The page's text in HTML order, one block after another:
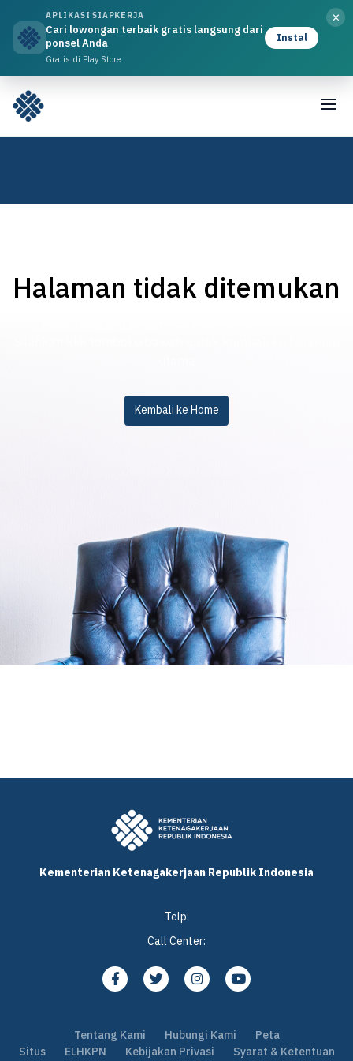
×
APLIKASI SIAPKERJA
Cari lowongan terbaik gratis langsung dari
ponsel Anda
Gratis di Play Store
Instal
Halaman tidak ditemukan
Kembali ke Home
Kementerian Ketenagakerjaan Republik Indonesia
Telp:
Call Center:
Tentang Kami Hubungi Kami
Peta
Situs
ELHKPN Kebijakan Privasi Syarat & Ketentuan